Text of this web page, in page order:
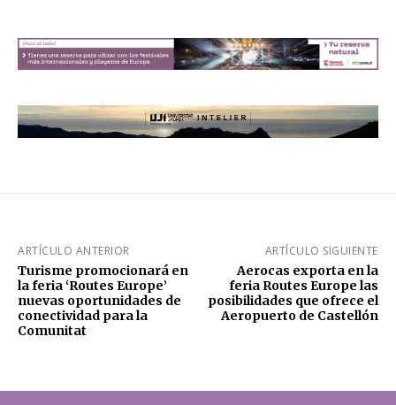
ARTÍCULO ANTERIOR
Turisme promocionará en
la feria ‘Routes Europe’
nuevas oportunidades de
conectividad para la
Comunitat
ARTÍCULO SIGUIENTE
Aerocas exporta en la
feria Routes Europe las
posibilidades que ofrece el
Aeropuerto de Castellón